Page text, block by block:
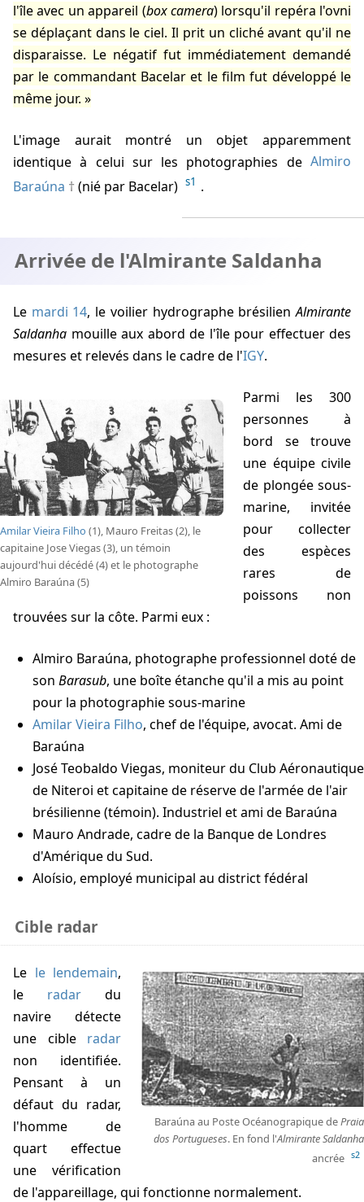
l'île avec un appareil (box camera) lorsqu'il repéra l'ovni
se déplaçant dans le ciel. Il prit un cliché avant qu'il ne
disparaisse. Le négatif fut immédiatement demandé
par le commandant Bacelar et le film fut développé le
même jour.
L'image aurait montré un objet apparemment
identique à celui sur les photographies de Almiro
Baraúna
(nié par Bacelar) s1 .
Arrivée de l'Almirante Saldanha
Le mardi 14, le voilier hydrographe brésilienAlmirante
Saldanha mouille aux abord de l'île pour effectuer des
mesures et relevés dans le cadre de l'IGY.
Amilar Vieira Filho (1), Mauro Freitas (2), le
capitaine Jose Viegas (3), un témoin
aujourd'hui décédé (4) et le photographe
Almiro Baraúna (5)
Parmi les 300
personnes à
bord se trouve
une équipe civile
de plongée sous-
marine, invitée
pour collecter
des espèces
rares de
poissons non
trouvées sur la côte. Parmi eux :
Almiro Baraúna, photographe professionnel doté de
son Barasub, une boîte étanche qu'il a mis au point
pour la photographie sous-marine
Amilar Vieira Filho, chef de l'équipe, avocat. Ami de
Baraúna
José Teobaldo Viegas, moniteur du Club Aéronautique
de Niteroi et capitaine de réserve de l'armée de l'air
brésilienne (témoin). Industriel et ami de Baraúna
Mauro Andrade, cadre de la Banque de Londres
d'Amérique du Sud.
Aloísio, employé municipal au district fédéral
Cible radar
Baraúna au Poste Océanograpique dePraia
dos Portugueses. En fond l'Almirante Saldanha
ancrée s2
Le le lendemain,
le radar du
navire détecte
une cible radar
non identifiée.
Pensant à un
défaut du radar,
l'homme de
quart effectue
une vérification
de l'appareillage, qui fonctionne normalement.